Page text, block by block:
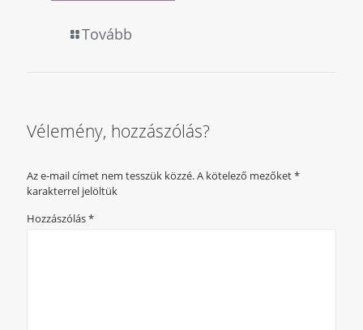
Tovább
Vélemény, hozzászólás?
Az e-mail címet nem tesszük közzé.A kötelező mezőket*
karakterrel jelöltük
Hozzászólás*